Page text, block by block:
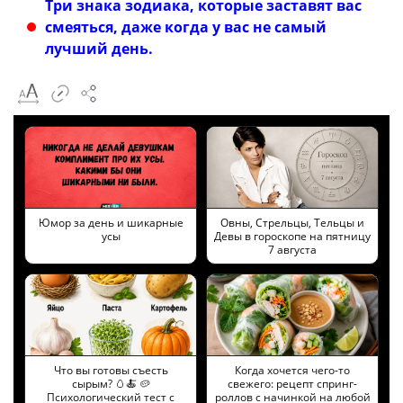
Три знака зодиака, которые заставят вас
смеяться, даже когда у вас не самый
лучший день.
Юмор за день и шикарные
усы
Овны, Стрельцы, Тельцы и
Девы в гороскопе на пятницу
7 августа
Что вы готовы съесть
сырым? 🥚🍝 🥔
Психологический тест с
Когда хочется чего-то
свежего: рецепт спринг-
роллов с начинкой на любой